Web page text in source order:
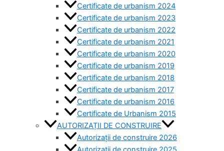
Certificate de urbanism 2024
Certificate de urbanism 2023
Certificate de urbanism 2022
Certificate de urbanism 2021
Certificate de urbanism 2020
Certificate de urbanism 2019
Certificate de urbanism 2018
Certificate de urbanism 2017
Certificate de urbanism 2016
Certificate de Urbanism 2015
AUTORIZAȚII DE CONSTRUIRE
Autorizații de construire 2026